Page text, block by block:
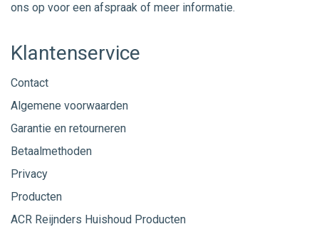
ons op voor een afspraak of meer informatie.
Klantenservice
Contact
Algemene voorwaarden
Garantie en retourneren
Betaalmethoden
Privacy
Producten
ACR Reijnders Huishoud Producten